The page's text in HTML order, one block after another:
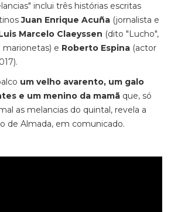
inclui três histórias escritas
Juan Enrique Acuña (jornalista e
Marcelo Claeyssen (dito "Lucho",
e Roberto Espina (actor
um velho avarento, um galo
e um menino da mamã que, só
as melancias do quintal, revela a
de Almada, em comunicado.